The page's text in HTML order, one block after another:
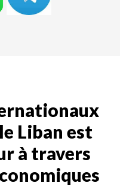
Liban est
à travers